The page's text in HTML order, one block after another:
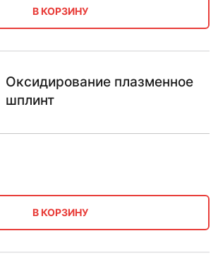
В КОРЗИНУ
Оксидирование плазменное
шплинт
В КОРЗИНУ